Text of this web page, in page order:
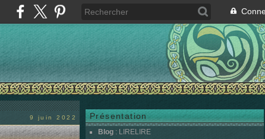
9 juin 2022 Présentation
Blog : LIRELIRE